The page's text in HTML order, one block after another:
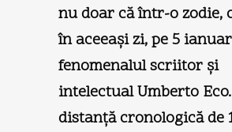
nu doar că într-o zodie,
în aceeaşi zi, pe 5
fenomenalul scriitor şi
intelectual Umberto
distanţă cronologică de